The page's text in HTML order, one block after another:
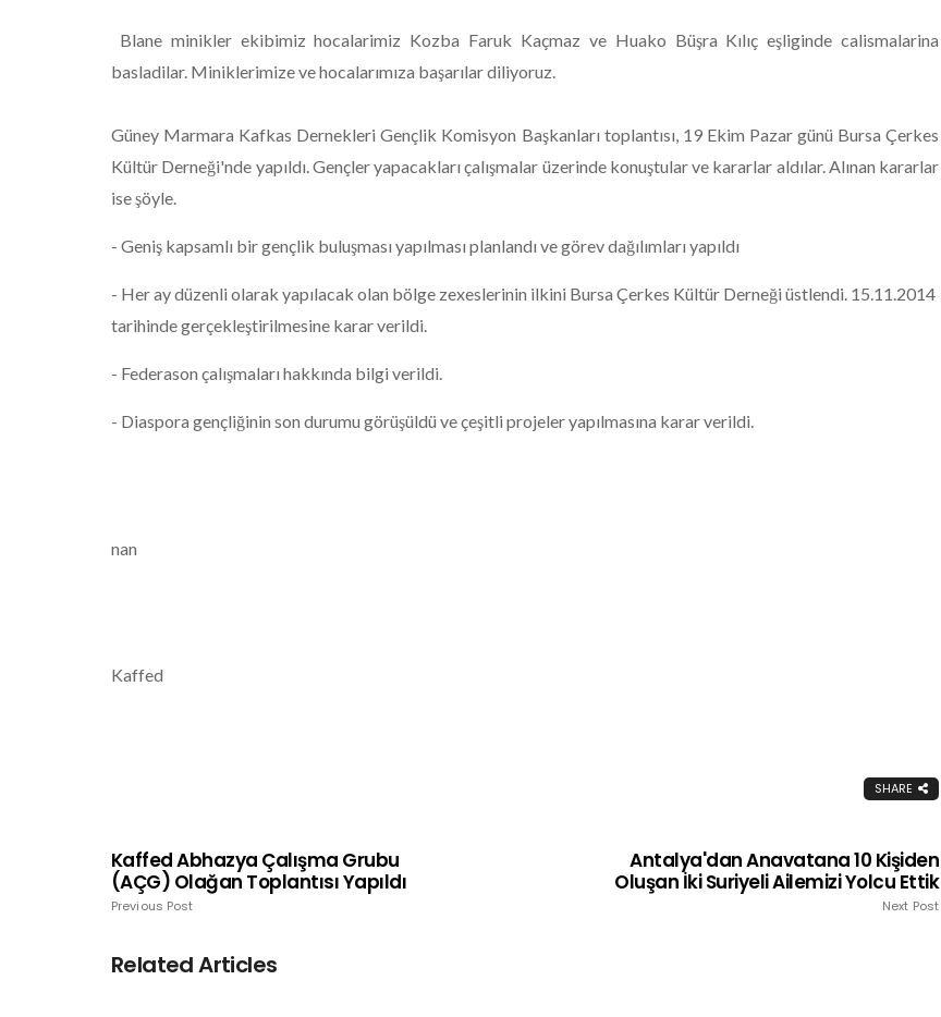
Blane minikler ekibimiz hocalarimiz Kozba Faruk Kaçmaz ve Huako Büşra Kılıç eşliginde calismalarina
basladilar. Miniklerimize ve hocalarımıza başarılar diliyoruz.
Güney Marmara Kafkas Dernekleri Gençlik Komisyon Başkanları toplantısı, 19 Ekim Pazar günü Bursa Çerkes
Kültür Derneği'nde yapıldı. Gençler yapacakları çalışmalar üzerinde konuştular ve kararlar aldılar. Alınan kararlar
ise şöyle.
- Geniş kapsamlı bir gençlik buluşması yapılması planlandı ve görev dağılımları yapıldı
- Her ay düzenli olarak yapılacak olan bölge zexeslerinin ilkini Bursa Çerkes Kültür Derneği üstlendi. 15.11.2014
tarihinde gerçekleştirilmesine karar verildi.
- Federason çalışmaları hakkında bilgi verildi.
- Diaspora gençliğinin son durumu görüşüldü ve çeşitli projeler yapılmasına karar verildi.
nan
Kaffed
SHARE
Kaffed Abhazya Çalışma Grubu
(AÇG) Olağan Toplantısı Yapıldı
Previous Post
Antalya'dan Anavatana 10 Kişiden
Oluşan İki Suriyeli Ailemizi Yolcu Ettik
Next Post
Related Articles